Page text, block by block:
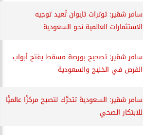
سامر شقير: توترات تايوان تُعيد توجيه
الاستثمارات العالمية نحو السعودية
سامر شقير: تصحيح بورصة مسقط يفتح أبواب
الفرص في الخليج والسعودية
سامر شقير: السعودية تتحرَّك لتصبح مركزًا عالميًّا
للابتكار الصحي